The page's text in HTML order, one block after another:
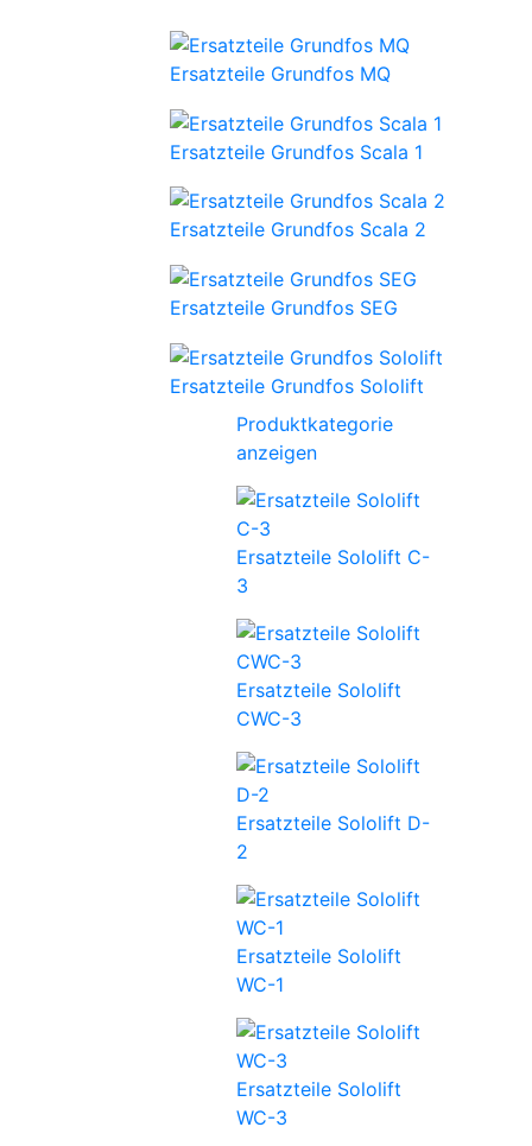
Ersatzteile Grundfos MQ
Ersatzteile Grundfos Scala 1
Ersatzteile Grundfos Scala 2
Ersatzteile Grundfos SEG
Ersatzteile Grundfos Sololift
Produktkategorie
anzeigen
Ersatzteile Sololift C-
3
Ersatzteile Sololift
CWC-3
Ersatzteile Sololift D-
2
Ersatzteile Sololift
WC-1
Ersatzteile Sololift
WC-3